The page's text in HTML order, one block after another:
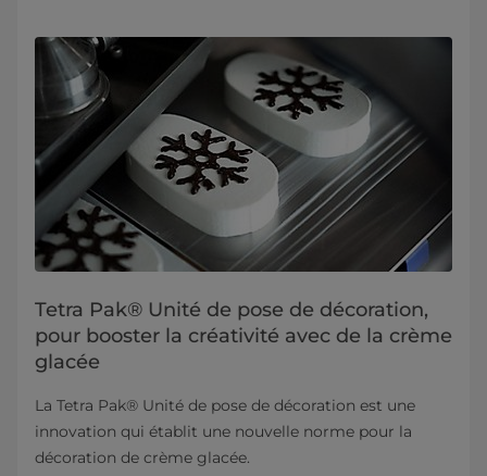
Tetra Pak® Unité de pose de décoration,
pour booster la créativité avec de la crème
glacée
La Tetra Pak® Unité de pose de décoration est une
innovation qui établit une nouvelle norme pour la
décoration de crème glacée.